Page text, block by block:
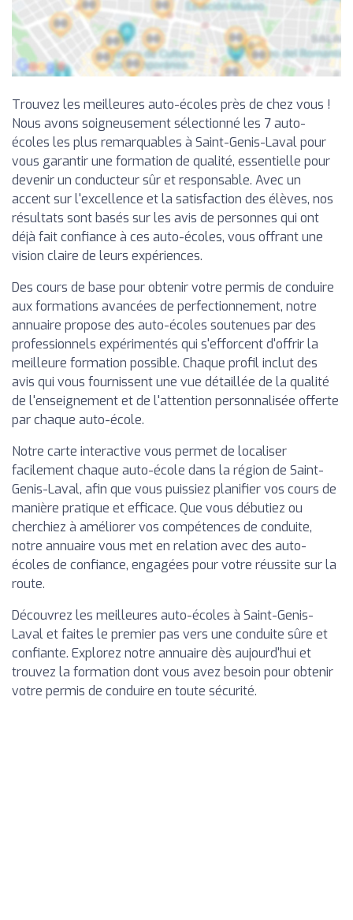
Trouvez les meilleures auto-écoles près de chez vous !
Nous avons soigneusement sélectionné les 7 auto-
écoles les plus remarquables à Saint-Genis-Laval pour
vous garantir une formation de qualité, essentielle pour
devenir un conducteur sûr et responsable. Avec un
accent sur l'excellence et la satisfaction des élèves, nos
résultats sont basés sur les avis de personnes qui ont
déjà fait confiance à ces auto-écoles, vous offrant une
vision claire de leurs expériences.
Des cours de base pour obtenir votre permis de conduire
aux formations avancées de perfectionnement, notre
annuaire propose des auto-écoles soutenues par des
professionnels expérimentés qui s'efforcent d'offrir la
meilleure formation possible. Chaque profil inclut des
avis qui vous fournissent une vue détaillée de la qualité
de l'enseignement et de l'attention personnalisée offerte
par chaque auto-école.
Notre carte interactive vous permet de localiser
facilement chaque auto-école dans la région de Saint-
Genis-Laval, afin que vous puissiez planifier vos cours de
manière pratique et efficace. Que vous débutiez ou
cherchiez à améliorer vos compétences de conduite,
notre annuaire vous met en relation avec des auto-
écoles de confiance, engagées pour votre réussite sur la
route.
Découvrez les meilleures auto-écoles à Saint-Genis-
Laval et faites le premier pas vers une conduite sûre et
confiante. Explorez notre annuaire dès aujourd'hui et
trouvez la formation dont vous avez besoin pour obtenir
votre permis de conduire en toute sécurité.